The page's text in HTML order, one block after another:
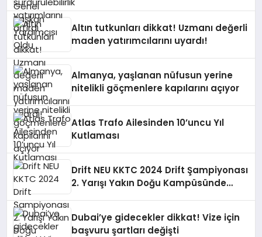
Altın tutkunları dikkat! Uzmanı değerli
maden yatırımcılarını uyardı!
Almanya, yaşlanan nüfusun yerine
nitelikli göçmenlere kapılarını açıyor
Atlas Trafo Ailesinden 10’uncu Yıl
Kutlaması
Drift NEU KKTC 2024 Drift Şampiyonası
2. Yarışı Yakın Doğu Kampüsünde
Dubai’ye gidecekler dikkat! Vize için
başvuru şartları değişti